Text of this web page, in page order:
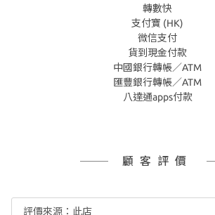
轉數快
支付寶 (HK)
微信支付
貨到現金付款
中國銀行轉帳／ATM
匯豐銀行轉帳／ATM
八達通apps付款
顧客評價